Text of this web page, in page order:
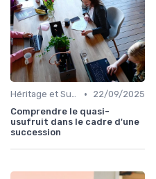
Héritage et Succession •
22/09/2025
Comprendre le quasi-
usufruit dans le cadre d'une
succession